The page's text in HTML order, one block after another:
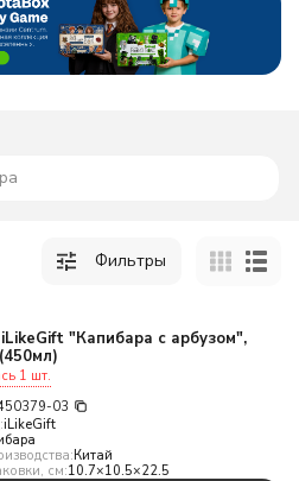
Фильтры
"Капибара с арбузом",
1 шт.
03
iLikeGift
Китай
см:10.7×10.5×22.5